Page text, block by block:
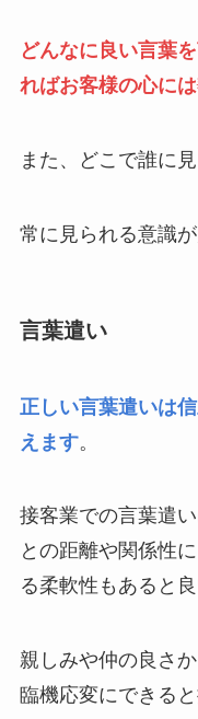
どんなに良い言葉
ればお客様の心に
また、どこで誰に
常に見られる意識が
言葉遣い
正しい言葉遣いは
えます。
接客業での言葉遣
との距離や関係性
る柔軟性もあると良
親しみや仲の良さ
臨機応変にできる